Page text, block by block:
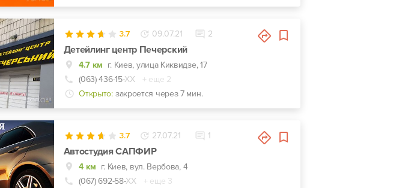
3.7 09.07.21 2
Детейлинг центр Печерский
4.7 км г. Киев, улица Киквидзе, 17
(063) 436-15-ХХ
+ еще 2
Открыто: закроется через 7 мин.
3.7 27.07.21 1
Автостудия САПФИР
4 км г. Киев, вул. Вербова, 4
(067) 692-58-ХХ
+ еще 3